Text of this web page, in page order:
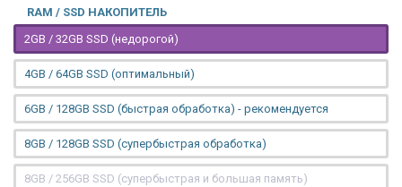
RAM / SSD НАКОПИТЕЛЬ
2GB / 32GB SSD (недорогой)
4GB / 64GB SSD (оптимальный)
6GB / 128GB SSD (быстрая обработка) - рекомендуется
8GB / 128GB SSD (супербыстрая обработка)
8GB / 256GB SSD (супербыстрая и большая память)